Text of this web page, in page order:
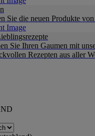
Sie die neuen Produkte
Sie Ihren Gaumen mit
Rezepten aus aller